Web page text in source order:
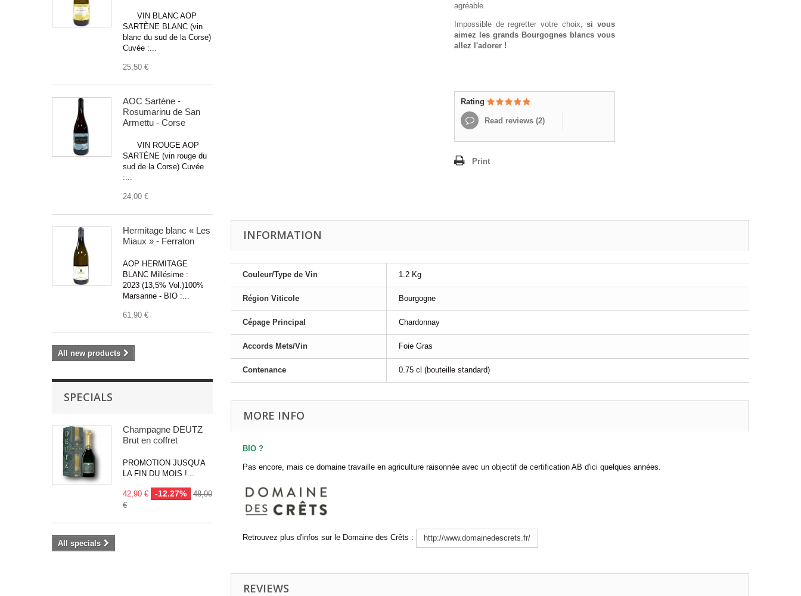
VIN BLANC AOP
SARTÈNE BLANC (vin
blanc du sud de la Corse)
Cuvée :...
25,50 €
AOC Sartène -
Rosumarinu de San
Armettu - Corse
VIN ROUGE AOP
SARTÈNE (vin rouge du
sud de la Corse) Cuvée
:...
24,00 €
Hermitage blanc « Les
Miaux » - Ferraton
AOP HERMITAGE
BLANC Millésime :
2023 (13,5% Vol.)100%
Marsanne - BIO :...
61,90 €
All new products
SPECIALS
Champagne DEUTZ
Brut en coffret
PROMOTION JUSQU'A
LA FIN DU MOIS !...
42,90 € -12.27%
48,90
€
All specials
agréable.
Impossible de regretter votre choix,si vous
aimez les grands Bourgognes blancs vous
allez l'adorer !
Rating
Read reviews (2)
Print
INFORMATION
Couleur/Type de Vin 1.2 Kg
Région Viticole Bourgogne
Cépage Principal Chardonnay
Accords Mets/Vin Foie Gras
Contenance 0.75 cl (bouteille standard)
MORE INFO
BIO ?
Pas encore, mais ce domaine travaille en agriculture raisonnée avec un objectif de certification AB d'ici quelques années.
Retrouvez plus d'infos sur le Domaine des Crêts : http://www.domainedescrets.fr/
REVIEWS